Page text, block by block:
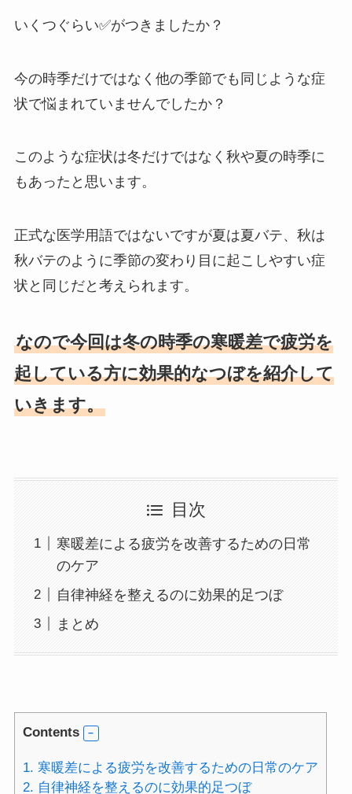
いくつぐらい✅がつきましたか？
今の時季だけではなく他の季節でも同じような症
状で悩まれていませんでしたか？
このような症状は冬だけではなく秋や夏の時季に
もあったと思います。
正式な医学用語ではないですが夏は夏バテ、秋は
秋バテのように季節の変わり目に起こしやすい症
状と同じだと考えられます。
なので今回は冬の時季の寒暖差で疲労を
起している方に効果的なつぼを紹介して
いきます。
目次
寒暖差による疲労を改善するための日常
のケア
自律神経を整えるのに効果的足つぼ
まとめ
Contents
1. 寒暖差による疲労を改善するための日常のケア
2. 自律神経を整えるのに効果的足つぼ